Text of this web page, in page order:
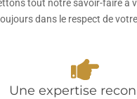
tout notre savoir-faire à
dans le respect de
Une expertise